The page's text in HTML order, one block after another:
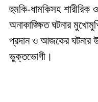
হুমকি-ধামকিসহ শারীরিক
অনাকাঙ্ক্ষিত ঘটনার
প্রদান ও আজকের ঘটনার
ভুক্তভোগী।